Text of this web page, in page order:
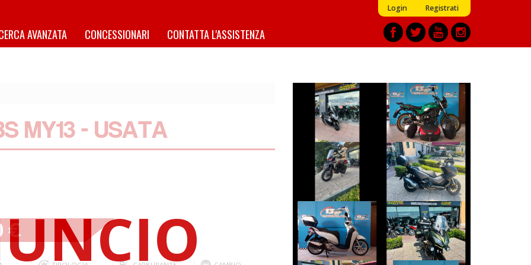
Login Registrati
AVANZATA CONCESSIONARI CONTATTA L'ASSISTENZA
MY13 - USATA
€
HONDA FORZA-
300
€ 3.750 €
KAWASAKI Z650
€ 6.790 €
BENELLI TRK
€ 7.490 €
HONDA ADV-350
€ 5.190 €
HONDA SH
€ 2.790 €
KAWASAKI
VERSYS
€ 5.590 €